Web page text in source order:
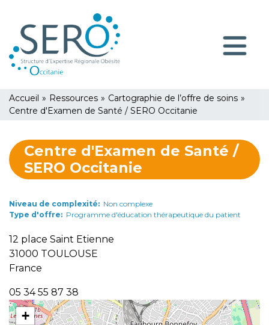
contenu
principal
principale
You
are
Accueil » Ressources » Cartographie de l’offre de soins »
Centre d'Examen de Santé / SERO Occitanie
Centre d'Examen de Santé /
SERO Occitanie
Niveau de complexité
Non complexe
Type d'offre
Programme d'éducation thérapeutique du patient
12 place Saint Etienne
31000 TOULOUSE
France
05 34 55 87 38
+